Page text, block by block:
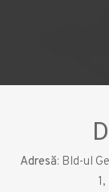
Adresă: Bld-ul